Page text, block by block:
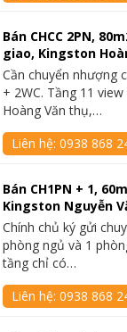
Bán CHCC 2PN,
giao, Kingston
Cần chuyển nhượng
+ 2WC. Tầng 11
Hoàng Văn thụ,…
Liên hệ:0938 868
Bán CH1PN + 1,
Kingston Nguyễn
Chính chủ ký gửi
phòng ngủ và 1
tầng chỉ có…
Liên hệ:0938 868